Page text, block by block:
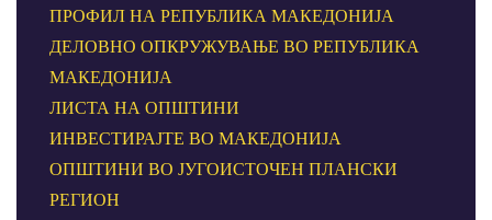
ПРОФИЛ НА РЕПУБЛИКА МАКЕДОНИЈА
ДЕЛОВНО ОПКРУЖУВАЊЕ ВО РЕПУБЛИКА
МАКЕДОНИЈА
ЛИСТА НА ОПШТИНИ
ИНВЕСТИРАЈТЕ ВО МАКЕДОНИЈА
ОПШТИНИ ВО ЈУГОИСТОЧЕН ПЛАНСКИ
РЕГИОН